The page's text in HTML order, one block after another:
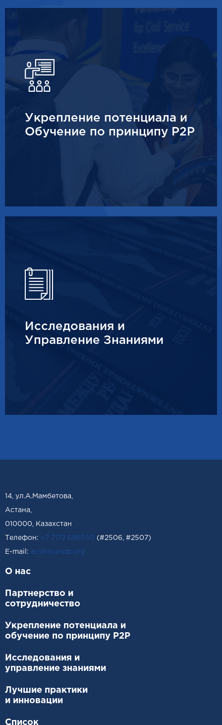
Укрепление потенциала и
Обучение по принципу P2P
Исследования и
Управление Знаниями
14, ул.А.Мамбетова,
Астана,
010000, Казахстан
Телефон: +7 7172 696550 (#2506, #2507)
Е-mail: acsh@undp.org
О нас
Партнерство и
сотрудничество
Укрепление потенциала и
обучение по принципу P2P
Исследования и
управление знаниями
Лучшие практики
и инновации
Список